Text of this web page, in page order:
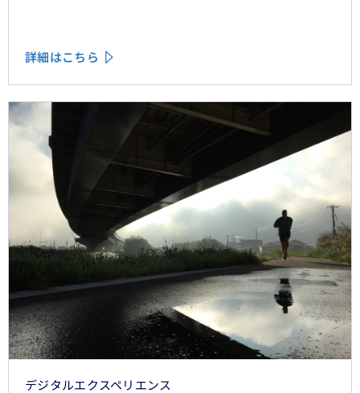
第3回では Learn フェーズで再定義されつつあるブラン
れらの議論を日本市場の文脈に着地させる。そして、希
望の視座を提示したい——日本の「顧客との関係構
築」が、世界で勝てる時代が、いま始まっている。
詳細はこちら
デジタルエクスペリエンス